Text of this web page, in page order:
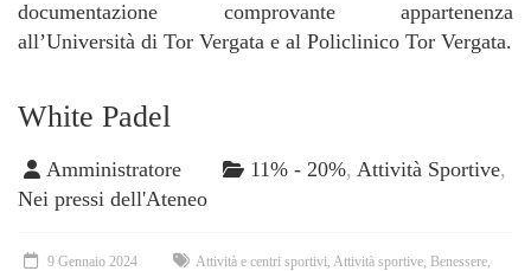
documentazione comprovante appartenenza
all’Università di Tor Vergata e al Policlinico Tor Vergata.
White Padel
Amministratore 11% - 20%, Attività Sportive,
Nei pressi dell'Ateneo
9 Gennaio 2024 Attività e centri sportivi Attività sportive Benessere